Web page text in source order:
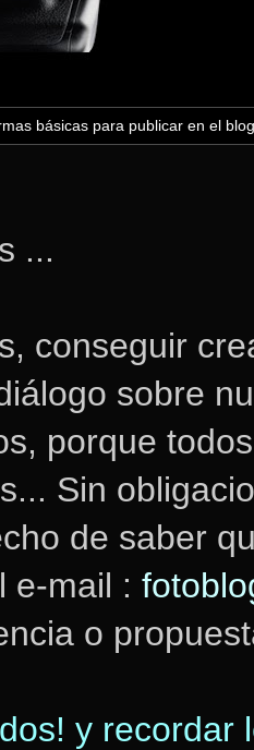
básicas para publicar en el blog
...
conseguir
sobre
porque
Sin
de saber
e-mail :
o
y